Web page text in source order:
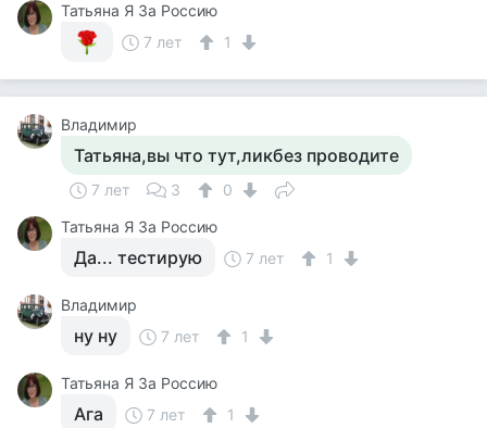
Татьяна Я За Россию
7 лет
1
Владимир
Татьяна,вы что тут,ликбез проводите
7 лет 3
0
Татьяна Я За Россию
Да... тестирую 7 лет 1
Владимир
ну ну 7 лет 1
Татьяна Я За Россию
Ага 7 лет 1